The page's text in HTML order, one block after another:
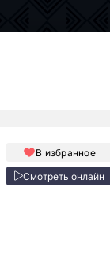
В избранное
Смотреть онлайн